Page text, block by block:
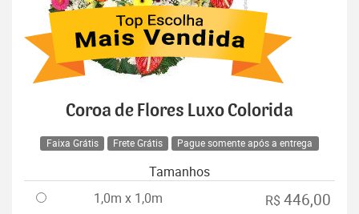
Coroa de Flores Luxo Colorida
Faixa Grátis Frete Grátis Pague somente após a entrega
Tamanhos
1,0m x 1,0m
R$ 446,00